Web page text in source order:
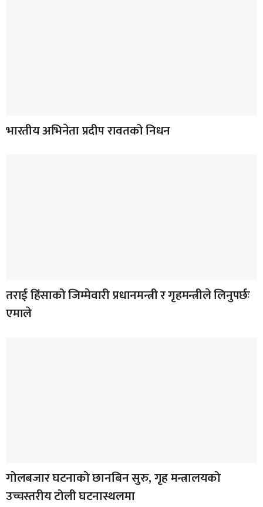
भारतीय अभिनेता प्रदीप रावतको निधन
तराई हिंसाको जिम्मेवारी प्रधानमन्त्री र गृहमन्त्रीले लिनुपर्छः
एमाले
गोलबजार घटनाको छानबिन सुरु, गृह मन्त्रालयको
उच्चस्तरीय टोली घटनास्थलमा